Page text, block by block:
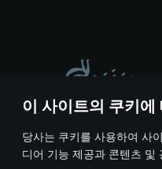
이 사이트의 쿠키에
당사는 쿠키를 사용하여 사
디어 기능 제공과 콘텐츠 및
게임 에서 어떠한
© 2011—2026 Gaijin
이용 약관